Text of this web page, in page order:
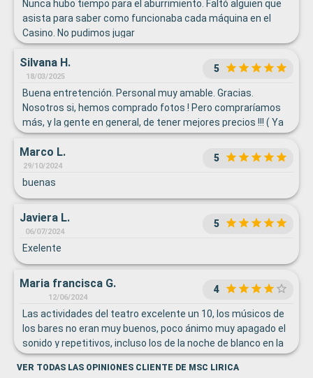
Nunca hubo tiempo para el aburrimiento. Faltó alguien que
asista para saber como funcionaba cada máquina en el
Casino. No pudimos jugar
Silvana H.
18/03/2025
5
Buena entretención. Personal muy amable. Gracias.
Nosotros si, hemos comprado fotos ! Pero compraríamos
más, y la gente en general, de tener mejores precios !!! ( Ya
están impresas...deberían ofrecer mejores precios y así
tampoco desperdiciar tanto material!!!
Marco L.
29/10/2024
5
buenas
Javiera L.
06/07/2024
5
Exelente
Maria francisca G.
12/06/2024
4
Las actividades del teatro excelente un 10, los músicos de
los bares no eran muy buenos, poco ánimo muy apagado el
sonido y repetitivos, incluso los de la noche de blanco en la
cubierta fue muy apagado los temas los repetían ambos
grupos musicales también el sonido era malo... Los jóvenes
VER TODAS LAS OPINIONES CLIENTE DE MSC LIRICA